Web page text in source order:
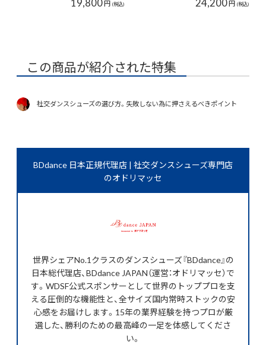
円 (税込) 円 (税込)
この商品が紹介された特集
社交ダンスシューズの選び方。失敗しない為に押さえるべきポイント
BDdance 日本正規代理店 | 社交ダンスシューズ専門店
のオドリマッセ
世界シェアNo.1クラスのダンスシューズ『BDdance』の
日本総代理店、BDdance JAPAN（運営：オドリマッセ）で
す。WDSF公式スポンサーとして世界のトッププロを支
える圧倒的な機能性と、全サイズ国内常時ストックの安
心感をお届けします。15年の業界経験を持つプロが厳
選した、勝利のための最高峰の一足を体感してくださ
い。